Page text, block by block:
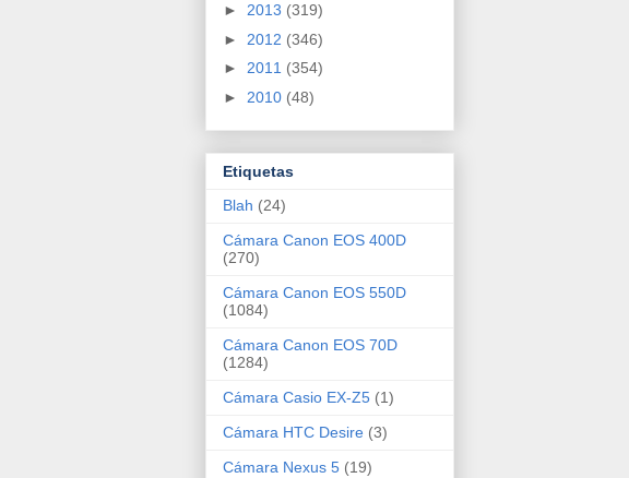
► 2013 (319)
► 2012 (346)
► 2011 (354)
► 2010 (48)
Etiquetas
Blah (24)
Cámara Canon EOS 400D
(270)
Cámara Canon EOS 550D
(1084)
Cámara Canon EOS 70D
(1284)
Cámara Casio EX-Z5 (1)
Cámara HTC Desire (3)
Cámara Nexus 5 (19)